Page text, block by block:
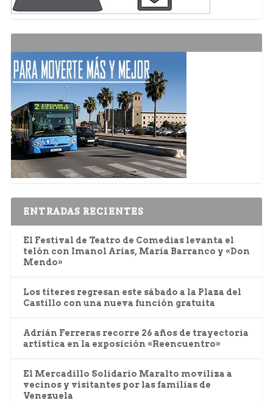
ENTRADAS RECIENTES
El Festival de Teatro de Comedias levanta el
telón con Imanol Arias, María Barranco y «Don
Mendo»
Los títeres regresan este sábado a la Plaza del
Castillo con una nueva función gratuita
Adrián Ferreras recorre 26 años de trayectoria
artística en la exposición «Reencuentro»
El Mercadillo Solidario Maralto moviliza a
vecinos y visitantes por las familias de
Venezuela